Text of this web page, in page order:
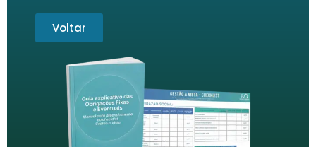
Voltar